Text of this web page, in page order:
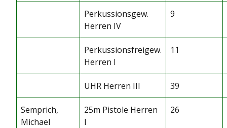
Perkussionsgew.
Herren IV
9
Perkussionsfreigew.
Herren I
11
UHR Herren III 39
Semprich,
Michael
25m Pistole Herren
I
26